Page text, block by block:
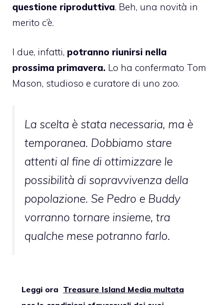
questione riproduttiva. Beh, una novità in
merito c’è.
I due, infatti, potranno riunirsi nella
prossima primavera. Lo ha confermato Tom
Mason, studioso e curatore di uno zoo.
La scelta è stata necessaria, ma è
temporanea. Dobbiamo stare
attenti al fine di ottimizzare le
possibilità di sopravvivenza della
popolazione. Se Pedro e Buddy
vorranno tornare insieme, tra
qualche mese potranno farlo.
Leggi ora Treasure Island Media multata